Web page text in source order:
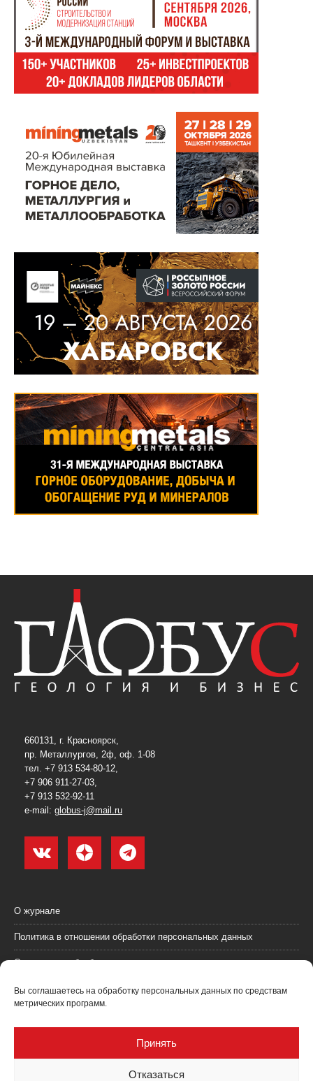
Вы соглашаетесь на обработку персональных данных по средствам
метрических программ.
Принять
Отказаться
660131, г. Красноярск,
пр. Металлургов, 2ф, оф. 1-08
тел. +7 913 534-80-12,
+7 906 911-27-03,
+7 913 532-92-11
e-mail: globus-j@mail.ru
О журнале
Политика в отношении обработки персональных данных
Согласие на обработку персональных данных
Пользовательское соглашение (оферта)